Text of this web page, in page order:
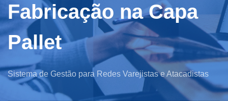
Fabricação na Capa
Pallet
Sistema de Gestão para Redes Varejistas e Atacadistas